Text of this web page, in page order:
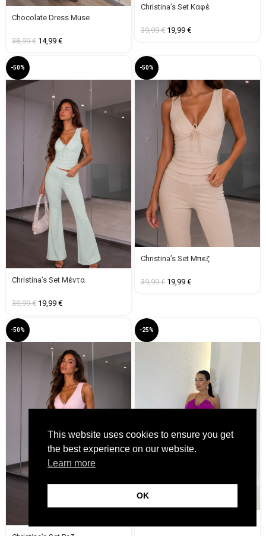
Chocolate Dress Muse
38,99€ 14,99 €
Christina’s Set Καφέ
39,99€ 19,99 €
-50%
Christina’s Set Μέντα
39,99€ 19,99 €
-50%
Christina’s Set Μπεζ
39,99€ 19,99 €
-50% -25%
This website uses cookies to ensure you get
the best experience on our website.
Learn more
OK